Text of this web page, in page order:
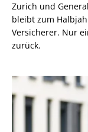
Zurich und
bleibt zum
Versicherer. Nur
zurück.